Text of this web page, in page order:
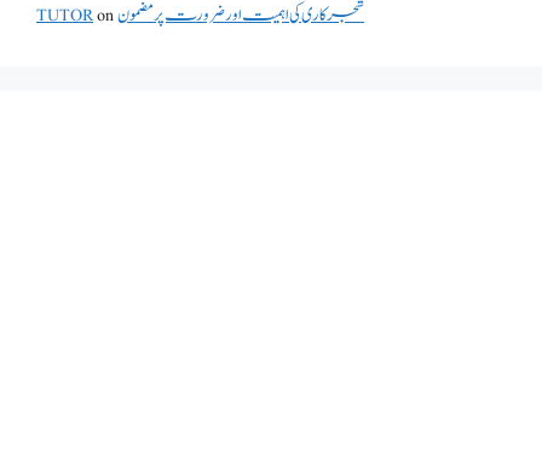
TUTORonشجرکاری کی اہمیت اور ضرورت پر مضمون